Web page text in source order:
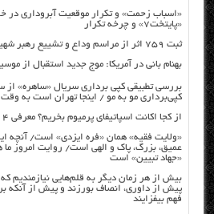
«اسباب زحمت» و تکرار موقعیت آبروداری در
«پایتخت۷» و چرخه تکرار
ثبت ۷۵۹ اثر از مراسم وداع و تشییع رهبر شهید انقلاب
بهنام بانی در آمریکا: موج جدید استقبال از
بررسی تطبیقی کپی برداری سریال «ساهره»
کپی‌برداری مو به مو / اینجا تهران است به
از کجا اکانت اسپاتیفای پرمیوم بخریم؟ معرفی ۴ فروشگاه معتبر ایرانی
«ولایت فقیه» همان «فره ایزدی» است/ آنچه
عمیق، بزرگ، پاک و الهی است/ روایت امروز
«جهاد تبیین» است
بیش از هر زمان دیگر به قلم‌هایی نیازمندیم
پیش از داوری، انصاف بورزند و پیش از آنکه بر
فهم بیفزایند